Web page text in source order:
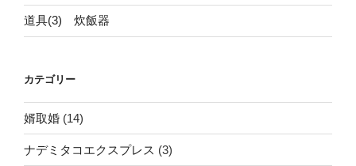
道具(3) 炊飯器
カテゴリー
婿取婚 (14)
ナデミタコエクスプレス (3)